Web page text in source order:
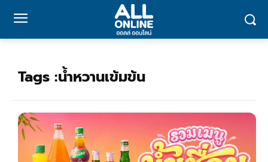
Tags :น้ำหวานเข้มข้น